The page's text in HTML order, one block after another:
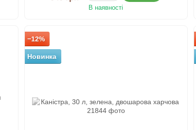
В наявності
−12%
Новинка